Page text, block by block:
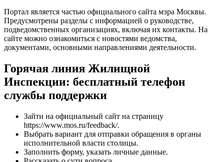
Портал является частью официального сайта мэра Москвы.
Предусмотрены разделы с информацией о руководстве,
подведомственных организациях, включая их контакты. На
сайте можно ознакомиться с новостями ведомства,
документами, основными направлениями деятельности.
Горячая линия Жилищной
Инспекции: бесплатный телефон
службы поддержки
Зайти на официальный сайт на страницу
https://www.mos.ru/feedback/.
Выбрать вариант для отправки обращения в органы
исполнительной власти столицы.
Заполнить форму, указать личные данные.